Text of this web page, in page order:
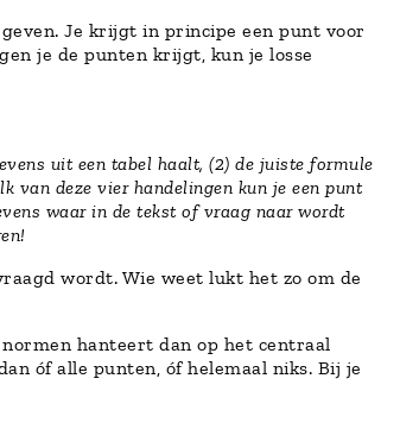
Je krijgt in principe een punt voor
je de punten krijgt, kun je losse
uit een tabel haalt, (2) de juiste formule
van deze vier handelingen kun je een punt
waar in de tekst of vraag naar wordt
wordt. Wie weet lukt het zo om de
hanteert dan op het centraal
óf alle punten, óf helemaal niks. Bij je